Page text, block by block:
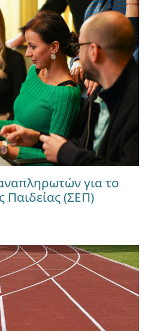
για το
Παιδείας (ΣΕΠ)